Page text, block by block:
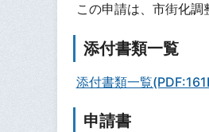
この申請は、市街化
添付書類一覧
添付書類一覧
申請書